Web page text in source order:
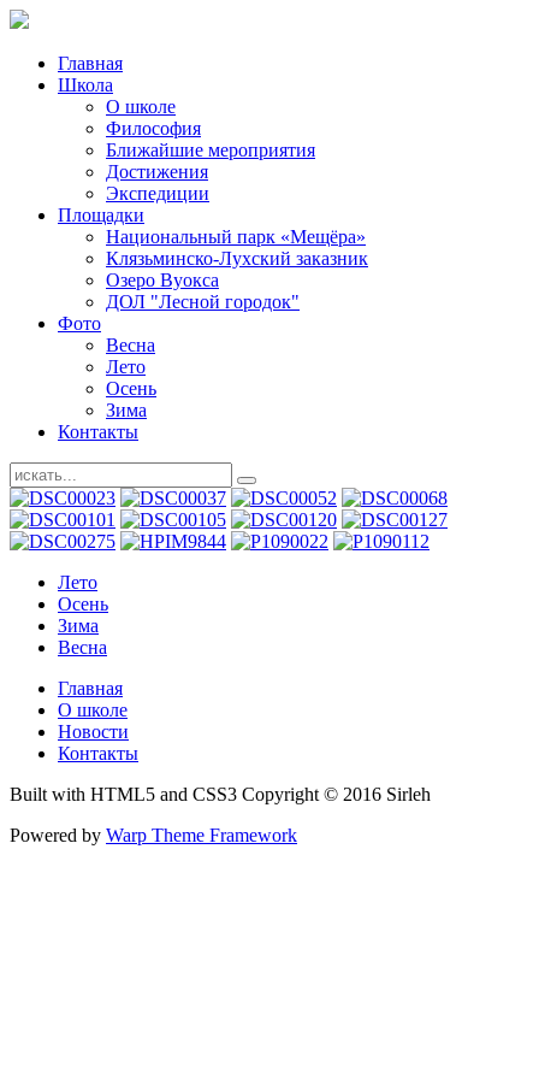
Главная
Школа
О школе
Философия
Ближайшие мероприятия
Достижения
Экспедиции
Площадки
Национальный парк «Мещёра»
Клязьминско-Лухский заказник
Озеро Вуокса
ДОЛ "Лесной городок"
Фото
Весна
Лето
Осень
Зима
Контакты
Лето
Осень
Зима
Весна
Главная
О школе
Новости
Контакты
Built with HTML5 and CSS3 Copyright © 2016 Sirleh
Powered by Warp Theme Framework